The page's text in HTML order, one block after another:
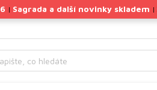
| Sagrada a další novinky skladem |